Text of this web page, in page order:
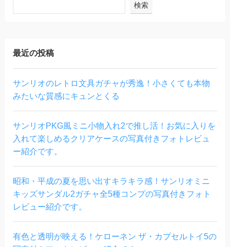
検索
最近の投稿
サンリオのレトロ文具ガチャが秀逸！小さくても本物
みたいな質感にキュンとくる
サンリオPKG風ミニ小物入れ2で推し活！お気に入りを
入れて楽しめるクリアケースの写真付きフォトレビュ
ー紹介です。
昭和・平成の夏を思い出すキラキラ感！サンリオミニ
キッズサンダル2ガチャ全5種コンプの写真付きフォト
レビュー紹介です。
有色と透明が映える！ケローネン ザ・カプセルトイ5の